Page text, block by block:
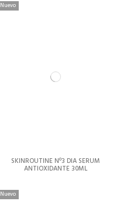
Nuevo
SKINROUTINE Nº3 DIA SERUM
ANTIOXIDANTE 30ML
Nuevo